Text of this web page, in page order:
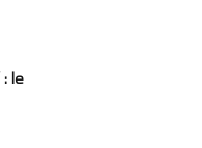
le